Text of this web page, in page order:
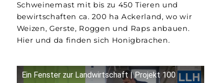
Schweine­­mast mit bis zu 450 Tieren und
bewirtschaften ca. 200 ha Acker­­land, wo wir
Weizen, Gerste, Roggen und Raps anbauen.
Hier und da finden sich Honig­­brachen.
Ein Fenster zur Landwirtschaft | Projekt 100